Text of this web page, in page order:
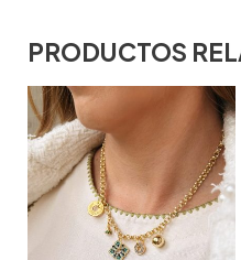
PRODUCTOS